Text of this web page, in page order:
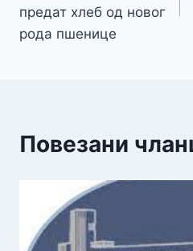
предат хлеб од новог
рода пшенице
Повезани